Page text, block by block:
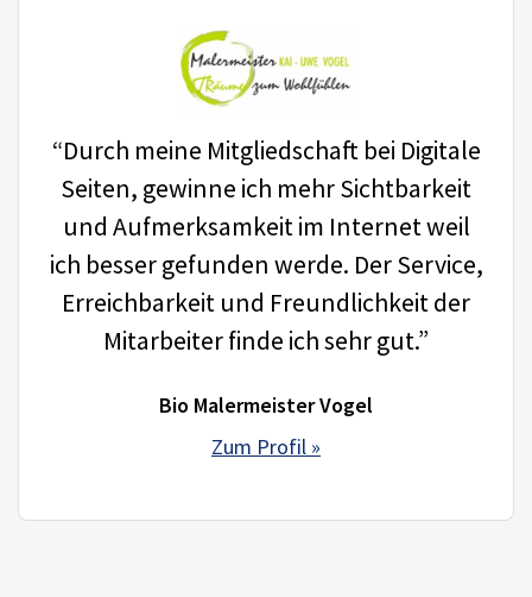
“Durch meine Mitgliedschaft bei Digitale
Seiten, gewinne ich mehr Sichtbarkeit
und Aufmerksamkeit im Internet weil
ich besser gefunden werde. Der Service,
Erreichbarkeit und Freundlichkeit der
Mitarbeiter finde ich sehr gut.”
Bio Malermeister Vogel
Zum Profil »